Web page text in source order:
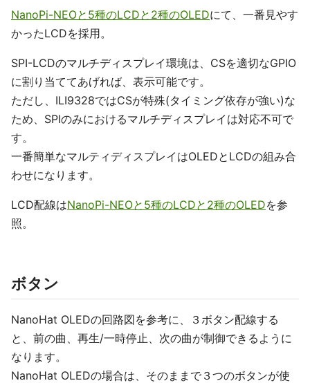
NanoPi-NEOと5種のLCDと2種のOLEDにて、一番見やす
かったLCDを採用。
SPI-LCDのマルチディスプレイ環境は、CSを適切なGPIO
に割り当ててあげれば、表示可能です。
ただし、ILI9328ではCSが特殊(タイミング依存が強い)な
ため、SPIのみにおけるマルチディスプレイは対応不可で
す。
一番簡単なマルティディスプレイはOLEDとLCDの組み合
わせになります。
LCD配線はNanoPi-NEOと5種のLCDと2種のOLEDを参
照。
ボタン
NanoHat OLEDの回路図を参考に、３ボタン配線する
と、前の曲、再生/一時停止、次の曲が制御できるように
なります。
NanoHat OLEDの場合は、そのままで３つのボタンが使